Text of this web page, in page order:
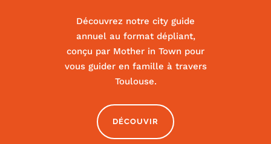
Découvrez notre city guide
annuel au format dépliant,
conçu par Mother in Town pour
vous guider en famille à travers
Toulouse.
DÉCOUVIR